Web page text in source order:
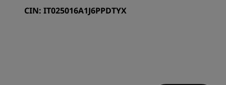
CIN: IT025016A1J6PPDTYX